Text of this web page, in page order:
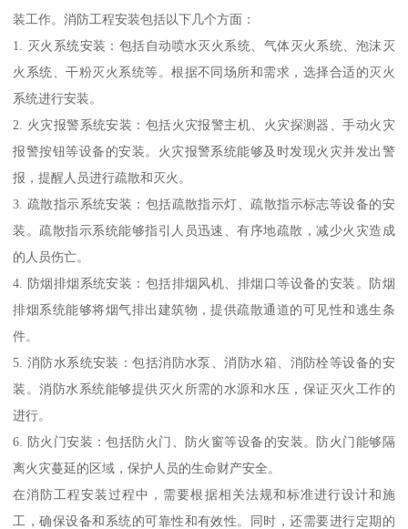
装工作。消防工程安装包括以下几个方面：
1. 灭火系统安装：包括自动喷水灭火系统、气体灭火系统、泡沫灭
火系统、干粉灭火系统等。根据不同场所和需求，选择合适的灭火
系统进行安装。
2. 火灾报警系统安装：包括火灾报警主机、火灾探测器、手动火灾
报警按钮等设备的安装。火灾报警系统能够及时发现火灾并发出警
报，提醒人员进行疏散和灭火。
3. 疏散指示系统安装：包括疏散指示灯、疏散指示标志等设备的安
装。疏散指示系统能够指引人员迅速、有序地疏散，减少火灾造成
的人员伤亡。
4. 防烟排烟系统安装：包括排烟风机、排烟口等设备的安装。防烟
排烟系统能够将烟气排出建筑物，提供疏散通道的可见性和逃生条
件。
5. 消防水系统安装：包括消防水泵、消防水箱、消防栓等设备的安
装。消防水系统能够提供灭火所需的水源和水压，保证灭火工作的
进行。
6. 防火门安装：包括防火门、防火窗等设备的安装。防火门能够隔
离火灾蔓延的区域，保护人员的生命财产安全。
在消防工程安装过程中，需要根据相关法规和标准进行设计和施
工，确保设备和系统的可靠性和有效性。同时，还需要进行定期的